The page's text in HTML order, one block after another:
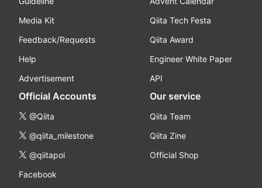
Media Kit
Feedback/Requests
Help
Advertisement
Qiita Tech Festa
Qiita Award
Engineer White Paper
API
Official Accounts
@Qiita
@qiita_milestone
@qiitapoi
Facebook
Our service
Qiita Team
Qiita Zine
Official Shop